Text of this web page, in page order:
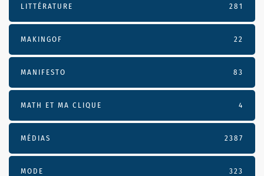
LITTÉRATURE 281
MAKINGOF 22
MANIFESTO 83
MATH ET MA CLIQUE 4
MÉDIAS 2387
MODE 323